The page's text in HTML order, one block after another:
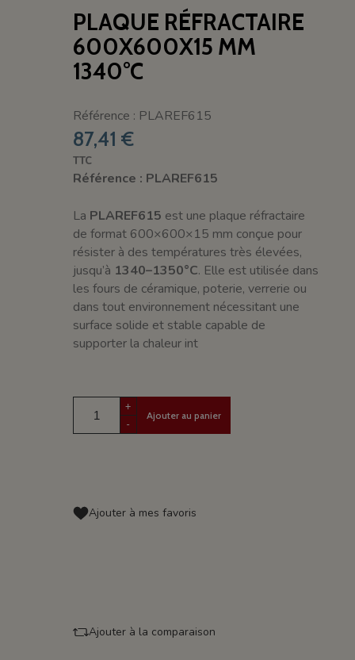
PLAQUE RÉFRACTAIRE
600X600X15 MM
1340°C
Référence : PLAREF615
87,41 €
TTC
Référence : PLAREF615
La PLAREF615 est une plaque réfractaire
de format 600×600×15 mm conçue pour
résister à des températures très élevées,
jusqu’à 1340–1350°C. Elle est utilisée dans
les fours de céramique, poterie, verrerie ou
dans tout environnement nécessitant une
surface solide et stable capable de
supporter la chaleur int
+
-
Ajouter au panier
Ajouter à mes favoris
Ajouter à la comparaison